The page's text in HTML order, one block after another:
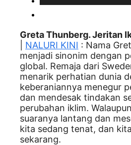
Greta Thunberg. Jeritan
NALURI KINI : Nama
menjadi sinonim dengan
global. Remaja dari
menarik perhatian dunia
keberaniannya menegur
dan mendesak tindakan
perubahan iklim.
suaranya lantang dan
kita sedang tenat, dan
sekarang.